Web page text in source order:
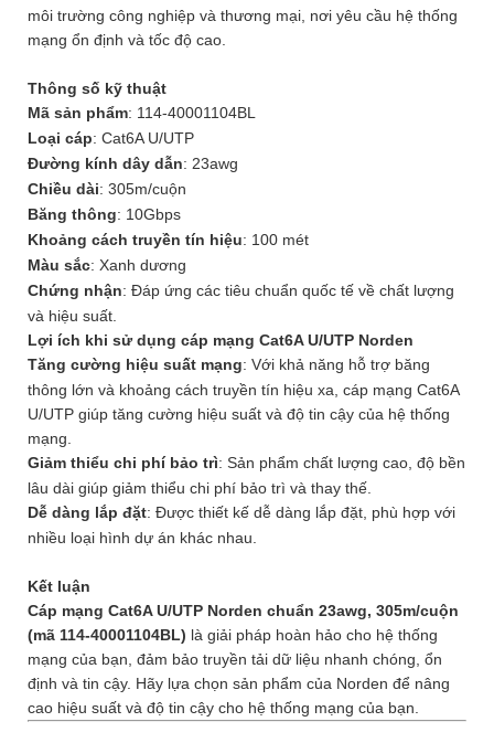
môi trường công nghiệp và thương mại, nơi yêu cầu hệ thống
mạng ổn định và tốc độ cao.
Thông số kỹ thuật
Mã sản phẩm: 114-40001104BL
Loại cáp: Cat6A U/UTP
Đường kính dây dẫn: 23awg
Chiều dài: 305m/cuộn
Băng thông: 10Gbps
Khoảng cách truyền tín hiệu: 100 mét
Màu sắc: Xanh dương
Chứng nhận: Đáp ứng các tiêu chuẩn quốc tế về chất lượng
và hiệu suất.
Lợi ích khi sử dụng cáp mạng Cat6A U/UTP Norden
Tăng cường hiệu suất mạng: Với khả năng hỗ trợ băng
thông lớn và khoảng cách truyền tín hiệu xa, cáp mạng Cat6A
U/UTP giúp tăng cường hiệu suất và độ tin cậy của hệ thống
mạng.
Giảm thiểu chi phí bảo trì: Sản phẩm chất lượng cao, độ bền
lâu dài giúp giảm thiểu chi phí bảo trì và thay thế.
Dễ dàng lắp đặt: Được thiết kế dễ dàng lắp đặt, phù hợp với
nhiều loại hình dự án khác nhau.
Kết luận
Cáp mạng Cat6A U/UTP Norden chuẩn 23awg, 305m/cuộn
(mã 114-40001104BL) là giải pháp hoàn hảo cho hệ thống
mạng của bạn, đảm bảo truyền tải dữ liệu nhanh chóng, ổn
định và tin cậy. Hãy lựa chọn sản phẩm của Norden để nâng
cao hiệu suất và độ tin cậy cho hệ thống mạng của bạn.